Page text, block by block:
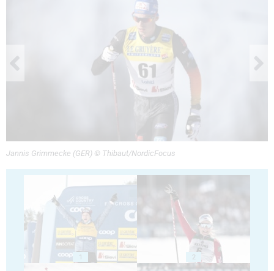
Jannis Grimmecke (GER) © Thibaut/NordicFocus
1 2